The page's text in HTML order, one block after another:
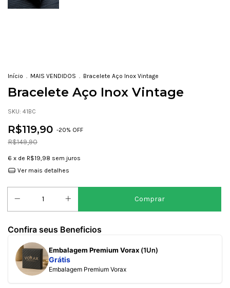
Início . MAIS VENDIDOS . Bracelete Aço Inox Vintage
Bracelete Aço Inox Vintage
SKU: 41BC
R$119,90 -20% OFF
R$149,90
6 x de R$19,98 sem juros
Ver mais detalhes
Confira seus Beneficios
Embalagem Premium Vorax (1Un)
Grátis
Embalagem Premium Vorax